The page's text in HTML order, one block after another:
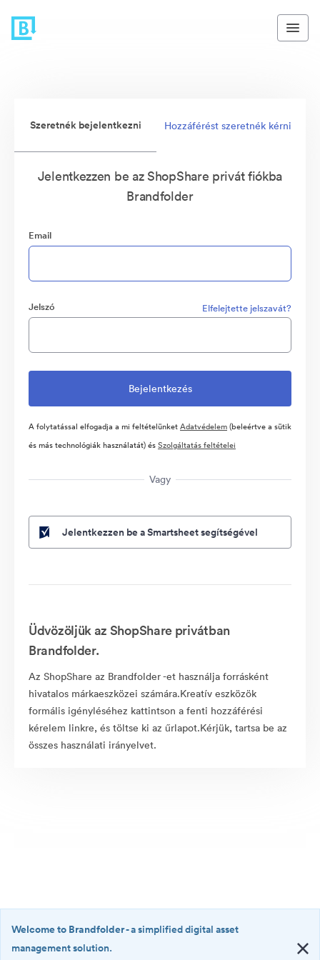
Szeretnék bejelentkezni Hozzáférést szeretnék kérni
Jelentkezzen be az ShopShare privát fiókba
Brandfolder
Email
Jelszó Elfelejtette jelszavát?
A folytatással elfogadja a mi feltételünketAdatvédelem(beleértve a sütik
és más technológiák használatát) ésSzolgáltatás feltételei
Vagy
Jelentkezzen be a Smartsheet segítségével
Üdvözöljük az ShopShare privátban
Brandfolder.
Az ShopShare az Brandfolder -et használja forrásként
hivatalos márkaeszközei számára.Kreatív eszközök
formális igényléséhez kattintson a fenti hozzáférési
kérelem linkre, és töltse ki az űrlapot.Kérjük, tartsa be az
összes használati irányelvet.
Welcome to Brandfolder- a simplified digital asset
management solution.